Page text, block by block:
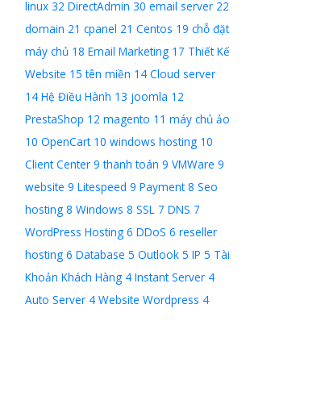
linux 32 DirectAdmin 30 email server 22
domain 21 cpanel 21 Centos 19 chỗ đặt
máy chủ 18 Email Marketing 17 Thiết Kế
Website 15 tên miền 14 Cloud server
14 Hệ Điều Hành 13 joomla 12
PrestaShop 12 magento 11 máy chủ ảo
10 OpenCart10 windows hosting 10
Client Center 9 thanh toán 9 VMWare 9
website 9 Litespeed 9 Payment8 Seo
hosting 8 Windows 8 SSL 7 DNS 7
WordPress Hosting 6 DDoS 6 reseller
hosting 6 Database 5 Outlook 5 IP 5 Tài
Khoản Khách Hàng 4 Instant Server 4
Auto Server 4 Website Wordpress 4